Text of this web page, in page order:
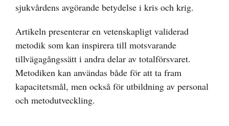
sjukvårdens avgörande betydelse i kris och krig.
Artikeln presenterar en vetenskapligt validerad
metodik som kan inspirera till motsvarande
tillvägagångssätt i andra delar av totalförsvaret.
Metodiken kan användas både för att ta fram
kapacitetsmål, men också för utbildning av personal
och metodutveckling.